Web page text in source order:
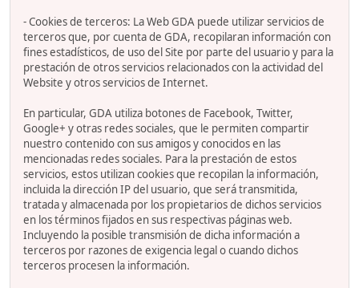
- Cookies de terceros: La Web GDA puede utilizar servicios de
terceros que, por cuenta de GDA, recopilaran información con
fines estadísticos, de uso del Site por parte del usuario y para la
prestación de otros servicios relacionados con la actividad del
Website y otros servicios de Internet.
En particular, GDA utiliza botones de Facebook, Twitter,
Google+ y otras redes sociales, que le permiten compartir
nuestro contenido con sus amigos y conocidos en las
mencionadas redes sociales. Para la prestación de estos
servicios, estos utilizan cookies que recopilan la información,
incluida la dirección IP del usuario, que será transmitida,
tratada y almacenada por los propietarios de dichos servicios
en los términos fijados en sus respectivas páginas web.
Incluyendo la posible transmisión de dicha información a
terceros por razones de exigencia legal o cuando dichos
terceros procesen la información.